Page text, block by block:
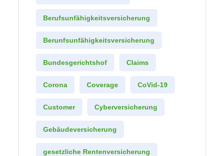
Berufsunfähigkeitsversicherung
Berunfsunfähigkeitsversicherung
Bundesgerichtshof Claims
Corona Coverage CoVid-19
Customer Cyberversicherung
Gebäudeversicherung
gesetzliche Rentenversicherung